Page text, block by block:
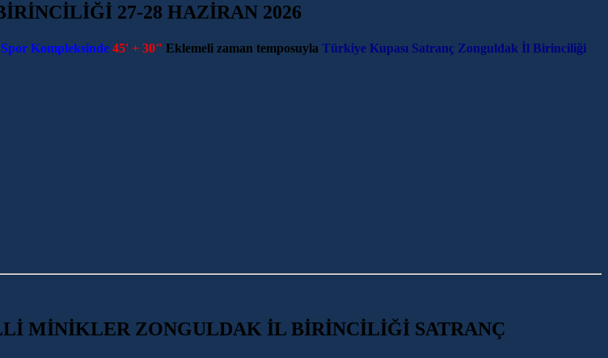
27-28 HAZİRAN 2026
Kompleksinde 45' + 30" Eklemeli zaman temposuyla Türkiye Kupası Satranç Zonguldak İl Birinciliği
MİNİKLER ZONGULDAK İL BİRİNCİLİĞİ SATRANÇ